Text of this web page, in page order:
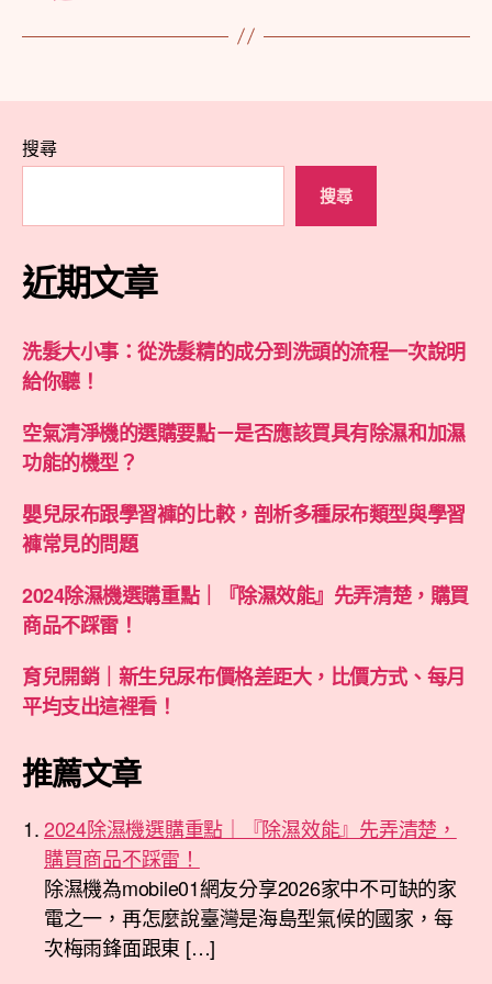
搜尋
搜尋
近期文章
洗髮大小事：從洗髮精的成分到洗頭的流程一次說明
給你聽！
空氣清淨機的選購要點－是否應該買具有除濕和加濕
功能的機型？
嬰兒尿布跟學習褲的比較，剖析多種尿布類型與學習
褲常見的問題
2024除濕機選購重點｜『除濕效能』先弄清楚，購買
商品不踩雷！
育兒開銷｜新生兒尿布價格差距大，比價方式、每月
平均支出這裡看！
推薦文章
2024除濕機選購重點｜『除濕效能』先弄清楚，
購買商品不踩雷！
除濕機為mobile01網友分享2026家中不可缺的家
電之一，再怎麼說臺灣是海島型氣候的國家，每
次梅雨鋒面跟東 […]